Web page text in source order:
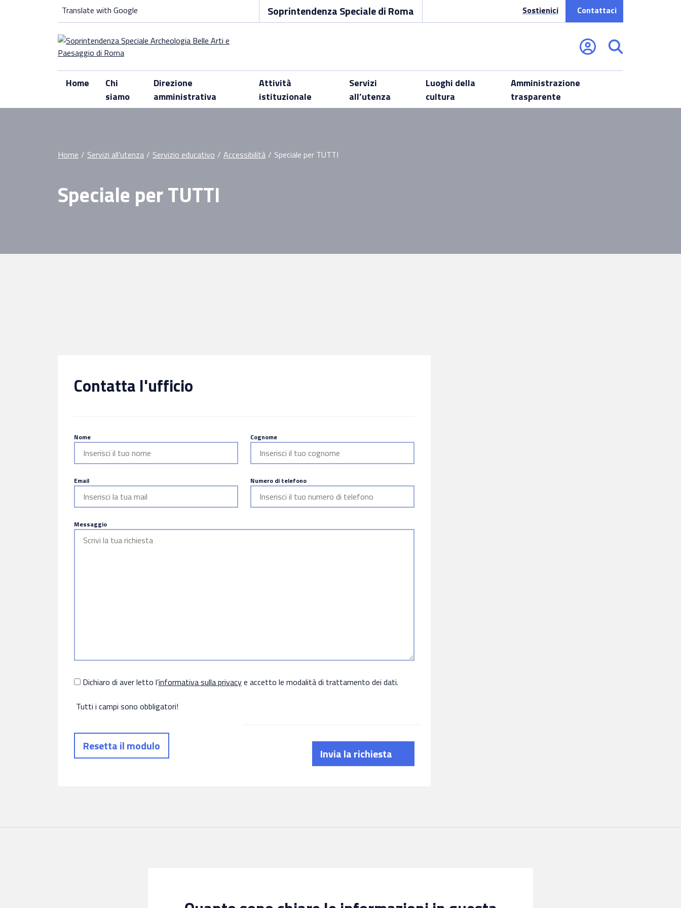
Translate with Google Soprintendenza Speciale di Roma Sostienici Contattaci
Home
Chi
siamo
Direzione
amministrativa
Attività
istituzionale
Servizi
all’utenza
Luoghi della
cultura
Amministrazione
trasparente
Home / Servizi all’utenza / Servizio educativo / Accessibilità / Speciale per TUTTI
Speciale per TUTTI
Contatta l'ufficio
Nome Cognome
Email Numero di telefono
Messaggio
Dichiaro di aver letto l’informativa sulla privacye accetto le modalità di trattamento dei dati.
Tutti i campi sono obbligatori!
Invia la richiesta